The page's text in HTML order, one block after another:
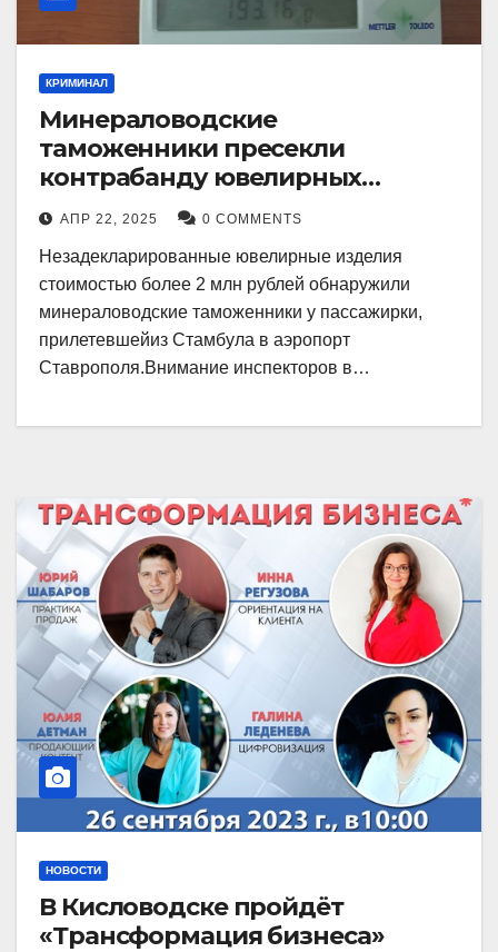
КРИМИНАЛ
Минераловодские
таможенники пресекли
контрабанду ювелирных
изделий на 2 млн рублей
АПР 22, 2025 0 COMMENTS
Незадекларированные ювелирные изделия
стоимостью более 2 млн рублей обнаружили
минераловодские таможенники у пассажирки,
прилетевшейиз Стамбула в аэропорт
Ставрополя.Внимание инспекторов в…
НОВОСТИ
В Кисловодске пройдёт
«Трансформация бизнеса»